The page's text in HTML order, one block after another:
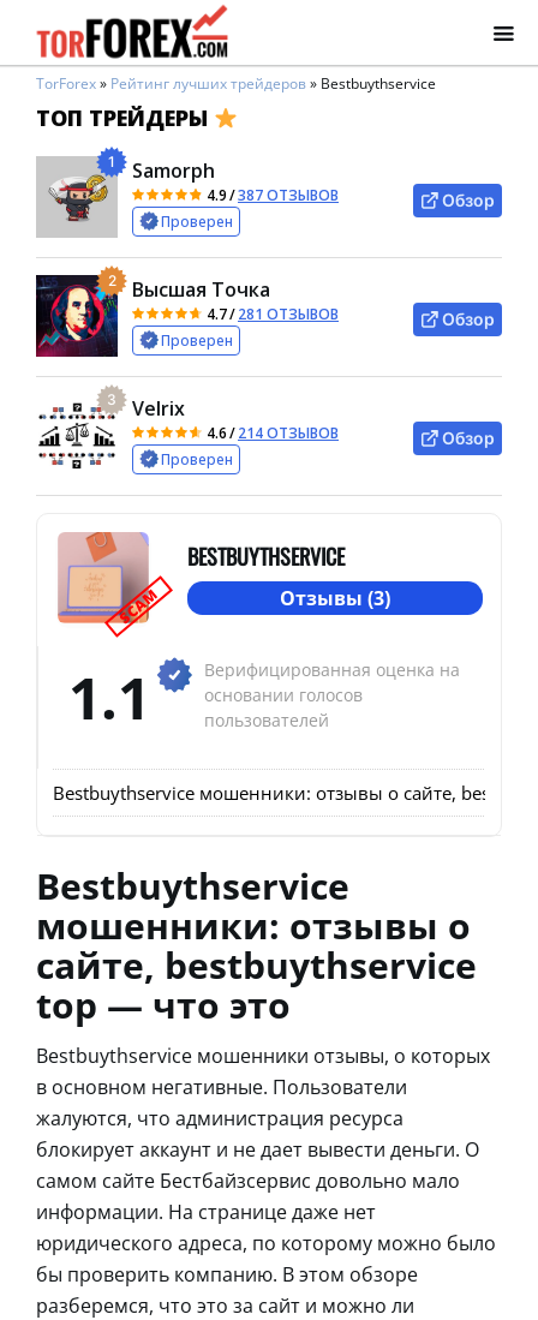
TorForex» Рейтинг лучших трейдеров» Bestbuythservice
ТОП ТРЕЙДЕРЫ
1 Samorph
4.9/387 ОТЗЫВОВ
Проверен
Обзор
2 Высшая Точка
4.7/281 ОТЗЫВОВ
Проверен
Обзор
3 Velrix
4.6/214 ОТЗЫВОВ
Проверен
Обзор
SCAM
BESTBUYTHSERVICE
Отзывы (3)
1.1
Верифицированная оценка на
основании голосов
пользователей
Bestbuythservice мошенники: отзывы о сайте,
Bestbuythservice
мошенники: отзывы о
сайте, bestbuythservice
top — что это
Bestbuythservice мошенники отзывы, о которых
в основном негативные. Пользователи
жалуются, что администрация ресурса
блокирует аккаунт и не дает вывести деньги. О
самом сайте Бестбайзсервис довольно мало
информации. На странице даже нет
юридического адреса, по которому можно было
бы проверить компанию. В этом обзоре
разберемся, что это за сайт и можно ли